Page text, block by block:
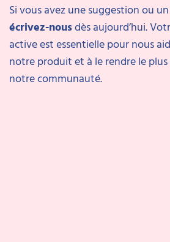
Si vous avez une suggestion ou
écrivez-nousdès aujourd’hui.
active est essentielle pour nous
notre produit et à le rendre le
notre communauté.